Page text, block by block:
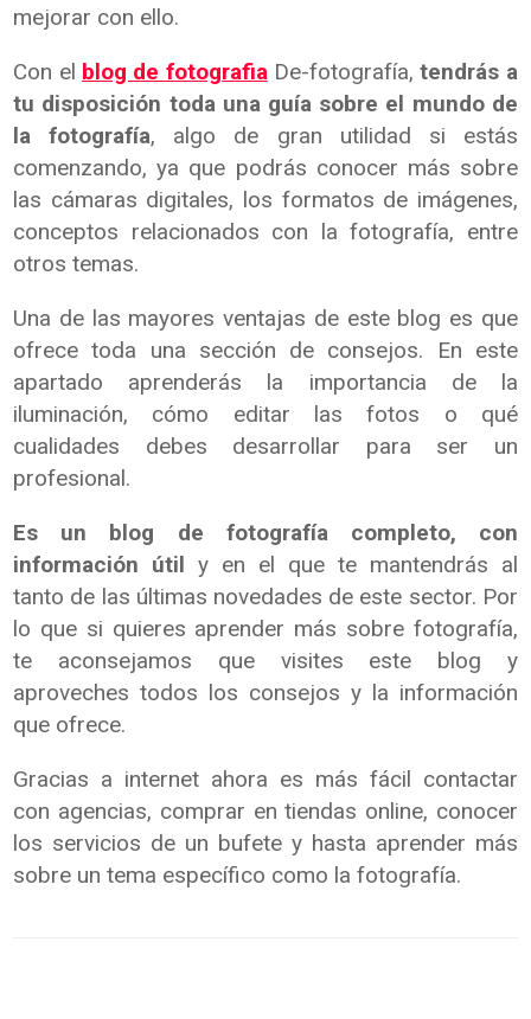
mejorar con ello.
Con el blog de fotografiaDe-fotografía,tendrás a
tu disposición toda una guía sobre el mundo de
la fotografía, algo de gran utilidad si estás
comenzando, ya que podrás conocer más sobre
las cámaras digitales, los formatos de imágenes,
conceptos relacionados con la fotografía, entre
otros temas.
Una de las mayores ventajas de este blog es que
ofrece toda una sección de consejos. En este
apartado aprenderás la importancia de la
iluminación, cómo editar las fotos o qué
cualidades debes desarrollar para ser un
profesional.
Es un blog de fotografía completo, con
información útil y en el que te mantendrás al
tanto de las últimas novedades de este sector. Por
lo que si quieres aprender más sobre fotografía,
te aconsejamos que visites este blog y
aproveches todos los consejos y la información
que ofrece.
Gracias a internet ahora es más fácil contactar
con agencias, comprar en tiendas online, conocer
los servicios de un bufete y hasta aprender más
sobre un tema específico como la fotografía.